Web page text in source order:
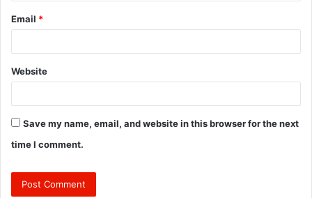
Email *
Website
Save my name, email, and website in this browser for the next
time I comment.